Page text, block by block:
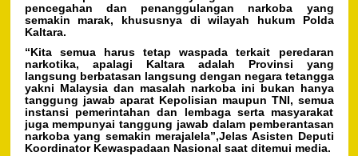
pencegahan dan penanggulangan narkoba yang
semakin marak, khususnya di wilayah hukum Polda
Kaltara.
“Kita semua harus tetap waspada terkait peredaran
narkotika, apalagi Kaltara adalah Provinsi yang
langsung berbatasan langsung dengan negara tetangga
yakni Malaysia dan masalah narkoba ini bukan hanya
tanggung jawab aparat Kepolisian maupun TNI, semua
instansi pemerintahan dan lembaga serta masyarakat
juga mempunyai tanggung jawab dalam pemberantasan
narkoba yang semakin merajalela”,Jelas Asisten Deputi
Koordinator Kewaspadaan Nasional saat ditemui media.